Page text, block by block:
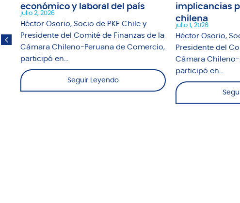
económico y laboral del país
julio 2, 2026
Héctor Osorio, Socio de PKF Chile y
Presidente del Comité de Finanzas de la
Cámara Chileno-Peruana de Comercio,
participó en...
Seguir Leyendo
implicancias
chilena
julio 1, 2026
Héctor Osorio,
Presidente del
Cámara
participó en...